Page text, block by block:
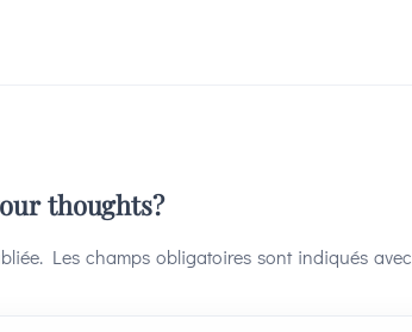
thoughts?
Les champs obligatoires sont indiqués avec